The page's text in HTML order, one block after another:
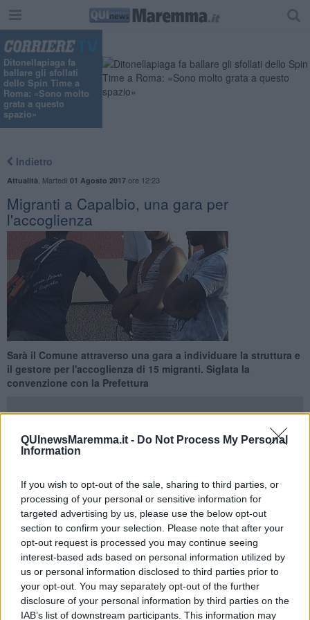
QUInewsMaremma.it - Do Not Process My Personal
Information
If you wish to opt-out of the sale, sharing to third parties, or
processing of your personal or sensitive information for
targeted advertising by us, please use the below opt-out
section to confirm your selection. Please note that after your
opt-out request is processed you may continue seeing
interest-based ads based on personal information utilized by
us or personal information disclosed to third parties prior to
your opt-out. You may separately opt-out of the further
disclosure of your personal information by third parties on the
IAB’s list of downstream participants. This information may
Ditonellapiaga fa
ballare gli sfollati
dello Spin Time a
Roma: «Sono molto
grata a questo
spazio»
Indietro
Attualità Martedì 01 Agosto 2017ore 12:23
Migranti a Capalbio, una gara per
l'accoglienza
Sarà il Comune attraverso una gara a individuare la struttura e
il gestore per l'accoglienza di 15 migranti. Siglata la
convenzione con la Prefettura
il sindaco di CapalbioLuigi Bellumoriper la gestione diretta e
partecipata del servizio di accoglienza rivolto ai cittadini stranieri
richiedenti asilo.
Capalbio, in considerazione della popolazione residente,ospiterà
richiedenti asilo e, in base all'intesa, sarà l'amministrazione
comunale, attraverso una gara, a individuare la struttura per
accogliere i migranti e il gestore.